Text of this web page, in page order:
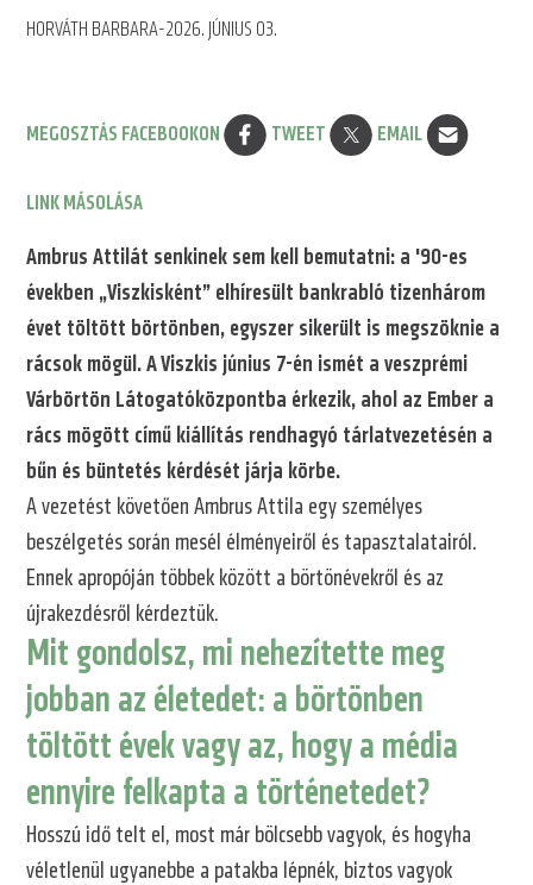
HORVÁTH BARBARA-2026. JÚNIUS 03.
MEGOSZTÁS FACEBOOKON
TWEET EMAIL
LINK MÁSOLÁSA
Ambrus Attilát senkinek sem kell bemutatni: a '90-es
években „Viszkisként” elhíresült bankrabló tizenhárom
évet töltött börtönben, egyszer sikerült is megszöknie a
rácsok mögül. A Viszkis június 7-én ismét a veszprémi
Várbörtön Látogatóközpontba érkezik, ahol az Ember a
rács mögött című kiállítás rendhagyó tárlatvezetésén a
bűn és büntetés kérdését járja körbe.
A vezetést követően Ambrus Attila egy személyes
beszélgetés során mesél élményeiről és tapasztalatairól.
Ennek apropóján többek között a börtönévekről és az
újrakezdésről kérdeztük.
Mit gondolsz, mi nehezítette meg
jobban az életedet: a börtönben
töltött évek vagy az, hogy a média
ennyire felkapta a történetedet?
Hosszú idő telt el, most már bölcsebb vagyok, és hogyha
véletlenül ugyanebbe a patakba lépnék, biztos vagyok